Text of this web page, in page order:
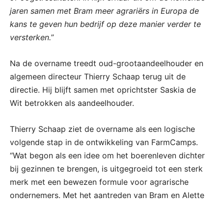
jaren samen met Bram meer agrariërs in Europa de
kans te geven hun bedrijf op deze manier verder te
versterken.”
Na de overname treedt oud-grootaandeelhouder en
algemeen directeur Thierry Schaap terug uit de
directie. Hij blijft samen met oprichtster Saskia de
Wit betrokken als aandeelhouder.
Thierry Schaap ziet de overname als een logische
volgende stap in de ontwikkeling van FarmCamps.
“Wat begon als een idee om het boerenleven dichter
bij gezinnen te brengen, is uitgegroeid tot een sterk
merk met een bewezen formule voor agrarische
ondernemers. Met het aantreden van Bram en Alette